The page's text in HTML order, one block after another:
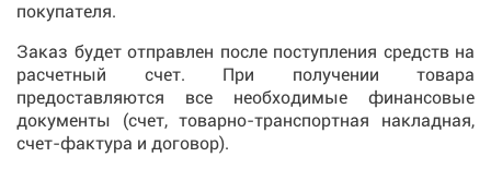
покупателя.
Заказ будет отправлен после поступления средств на
расчетный счет. При получении товара
предоставляются все необходимые финансовые
документы (счет, товарно-транспортная накладная,
счет-фактура и договор).